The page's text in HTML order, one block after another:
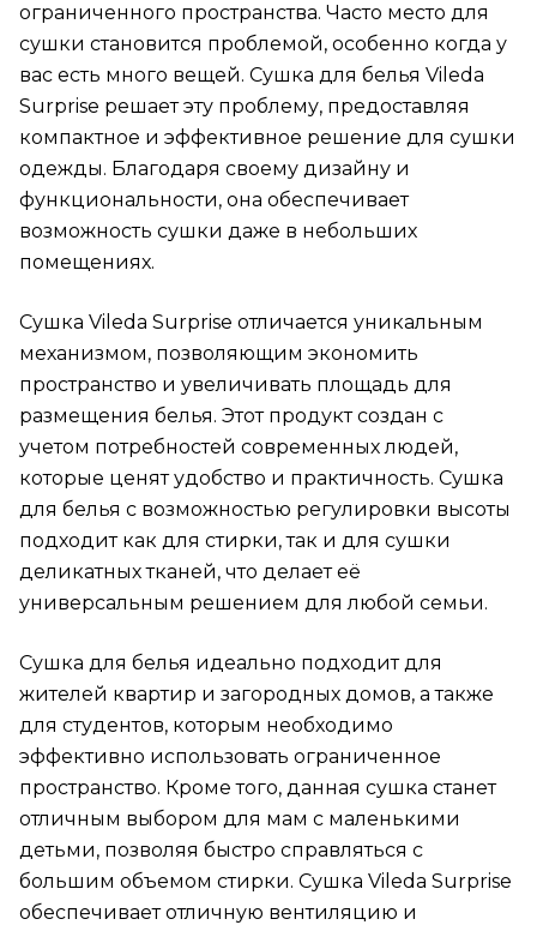
ограниченного пространства. Часто место для
сушки становится проблемой, особенно когда у
вас есть много вещей. Сушка для белья Vileda
Surprise решает эту проблему, предоставляя
компактное и эффективное решение для сушки
одежды. Благодаря своему дизайну и
функциональности, она обеспечивает
возможность сушки даже в небольших
помещениях.
Сушка Vileda Surprise отличается уникальным
механизмом, позволяющим экономить
пространство и увеличивать площадь для
размещения белья. Этот продукт создан с
учетом потребностей современных людей,
которые ценят удобство и практичность. Сушка
для белья с возможностью регулировки высоты
подходит как для стирки, так и для сушки
деликатных тканей, что делает её
универсальным решением для любой семьи.
Сушка для белья идеально подходит для
жителей квартир и загородных домов, а также
для студентов, которым необходимо
эффективно использовать ограниченное
пространство. Кроме того, данная сушка станет
отличным выбором для мам с маленькими
детьми, позволяя быстро справляться с
большим объемом стирки. Сушка Vileda Surprise
обеспечивает отличную вентиляцию и